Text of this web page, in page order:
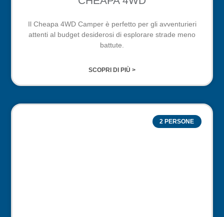
Il Cheapa 4WD Camper è perfetto per gli avventurieri
attenti al budget desiderosi di esplorare strade meno
battute.
SCOPRI DI PIÙ >
2 PERSONE